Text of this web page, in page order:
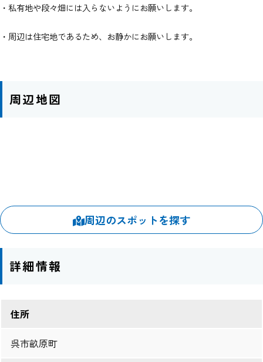
・私有地や段々畑には入らないようにお願いします。
・周辺は住宅地であるため、お静かにお願いします。
周辺地図
周辺のスポットを探す
詳細情報
住所
呉市畝原町